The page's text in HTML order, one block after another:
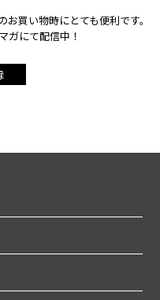
買い物時にとても便利です。
ガにて配信中！